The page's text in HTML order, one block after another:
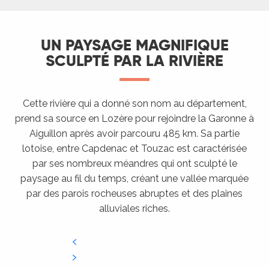
UN PAYSAGE MAGNIFIQUE
SCULPTÉ PAR LA RIVIÈRE
Cette rivière qui a donné son nom au département,
prend sa source en Lozère pour rejoindre la Garonne à
Aiguillon après avoir parcouru 485 km. Sa partie
lotoise, entre Capdenac et Touzac est caractérisée
par ses nombreux méandres qui ont sculpté le
paysage au fil du temps, créant une vallée marquée
par des parois rocheuses abruptes et des plaines
alluviales riches.